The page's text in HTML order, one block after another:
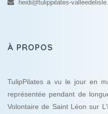
heidi@tulippilates-
À PROPOS
TulipPilates a vu le jour en
représentée pendant de
Volontaire de Saint Léon sur